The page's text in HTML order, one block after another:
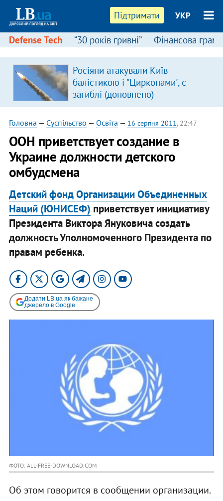
Підтримати УКР
Defense Tech “30 років гривні” Фінансова
Росіяни атакували Київ
балістикою і "Цирконами", є
загиблі (доповнено)
Головна — Суспільство — Освіта — 16 серпня 2011, 22:47
​ООН приветствует создание в
Украине должности детского
омбудсмена
Детский фонд Организации Объединенных
Наций (ЮНИСЕФ) приветствует инициативу
Президента Виктора Януковича создать
должность Уполномоченного Президента по
правам ребенка.
Додати LB.ua як бажане
джерело в Google
ФОТО: ALL-FREE-DOWNLOAD.COM
Об этом говорится в сообщении организации.